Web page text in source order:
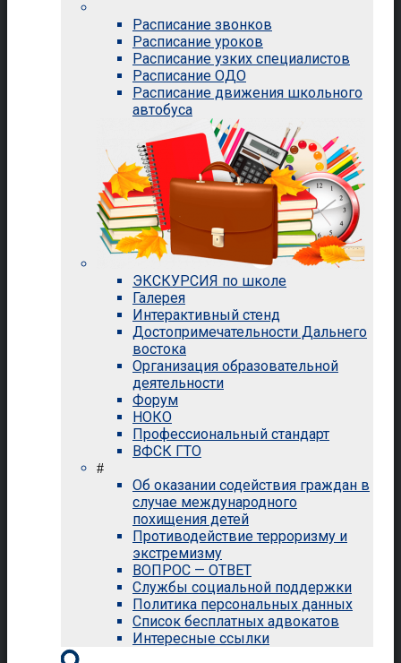
Расписание звонков
Расписание уроков
Расписание узких специалистов
Расписание ОДО
Расписание движения школьного
автобуса
ЭКСКУРСИЯ по школе
Галерея
Интерактивный стенд
Достопримечательности Дальнего
востока
Организация образовательной
деятельности
Форум
НОКО
Профессиональный стандарт
ВФСК ГТО
#
Об оказании содействия граждан в
случае международного
похищения детей
Противодействие терроризму и
экстремизму
ВОПРОС — ОТВЕТ
Службы социальной поддержки
Политика персональных данных
Список бесплатных адвокатов
Интересные ссылки